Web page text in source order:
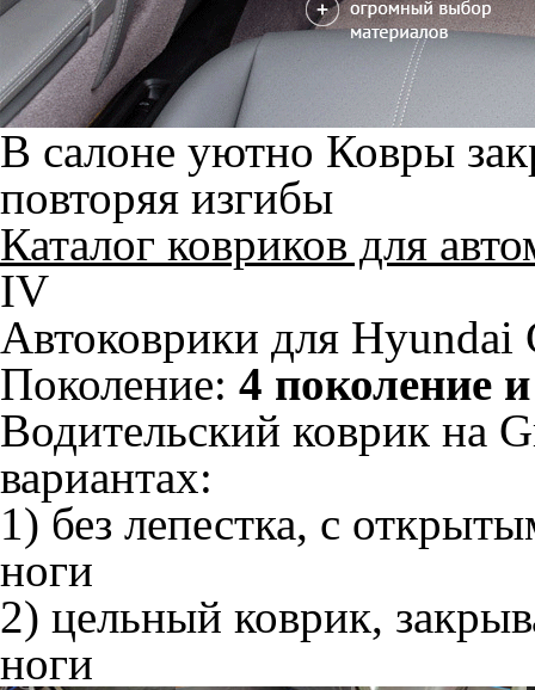
В салоне уютно Ковры
повторяя изгибы
Каталог ковриков для
IV
Автоковрики для
Поколение: 4 поколение
Водительский коврик на
вариантах:
1) без лепестка, с
ноги
2) цельный коврик,
ноги